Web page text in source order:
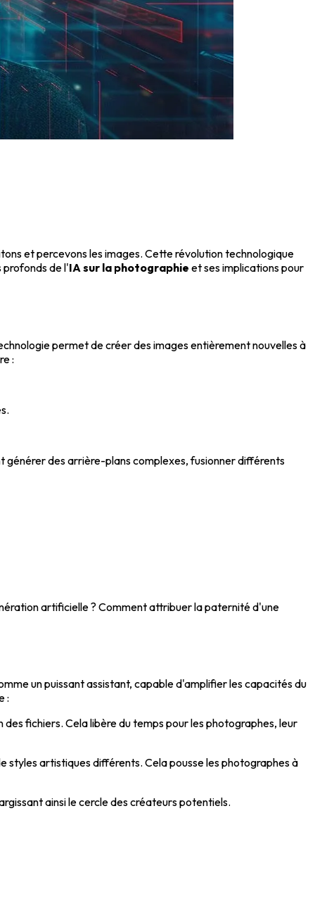
et percevons les images. Cette révolution technologique
profonds de l'IA sur la photographie et ses implications pour
permet de créer des images entièrement nouvelles à
:
des arrière-plans complexes, fusionner différents
artificielle ? Comment attribuer la paternité d'une
un puissant assistant, capable d'amplifier les capacités du
:
fichiers. Cela libère du temps pour les photographes, leur
styles artistiques différents. Cela pousse les photographes à
ainsi le cercle des créateurs potentiels.